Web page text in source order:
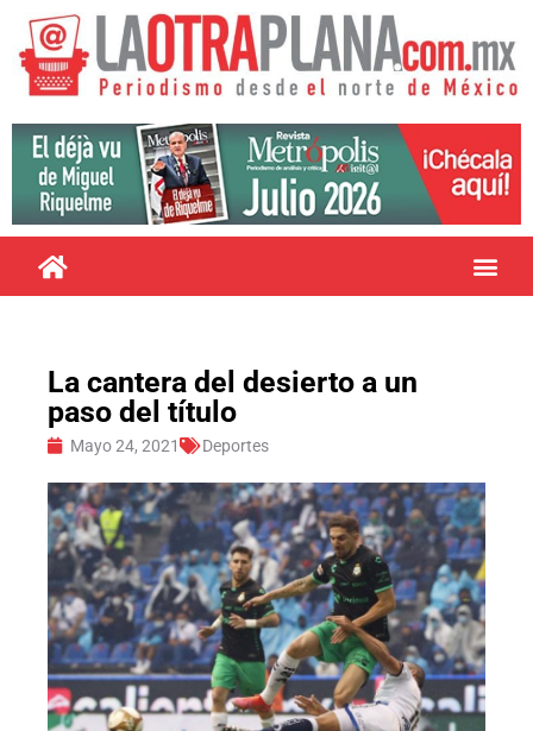
La cantera del desierto a un
paso del título
Mayo 24, 2021 Deportes